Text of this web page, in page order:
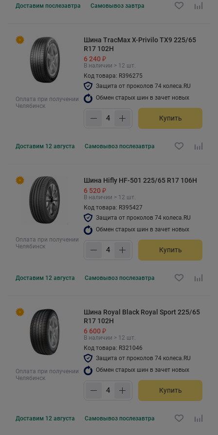
Доставим послезавтра Самовывоз завтра
Оплата при получении
Челябинск
Шина TracMax X-Privilo TX9 225/65
R17 102H
6 240 ₽
В наличии > 12 шт.
Код товара: R396275
Защита от проколов 74 колеса.RU
Обмен старых шин в зачет новых
Купить
Доставим 12 августа Самовывоз послезавтра
Оплата при получении
Челябинск
Шина Hifly HF-501 225/65 R17 106H
6 520 ₽
В наличии > 12 шт.
Код товара: R395427
Защита от проколов 74 колеса.RU
Обмен старых шин в зачет новых
Купить
Доставим 12 августа Самовывоз послезавтра
Оплата при получении
Челябинск
Шина Royal Black Royal Sport 225/65
R17 102H
6 600 ₽
В наличии > 12 шт.
Код товара: R321046
Защита от проколов 74 колеса.RU
Обмен старых шин в зачет новых
Купить
Доставим 12 августа Самовывоз послезавтра